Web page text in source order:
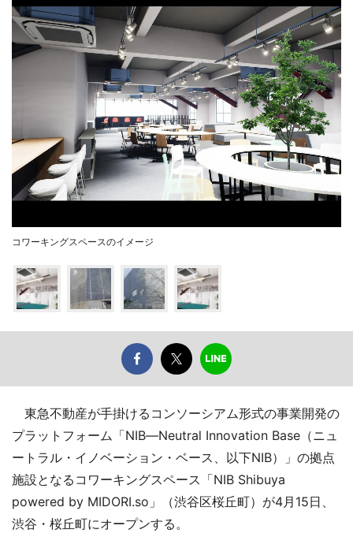
コワーキングスペースのイメージ
東急不動産が手掛けるコンソーシアム形式の事業開発の
プラットフォーム「NIB―Neutral Innovation Base（ニュ
ートラル・イノベーション・ベース、以下NIB）」の拠点
施設となるコワーキングスペース「NIB Shibuya
powered by MIDORI.so」（渋谷区桜丘町）が4月15日、
渋谷・桜丘町にオープンする。